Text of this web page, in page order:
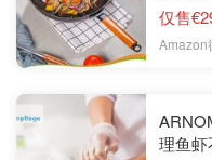
仅售
Amazon
理鱼虾